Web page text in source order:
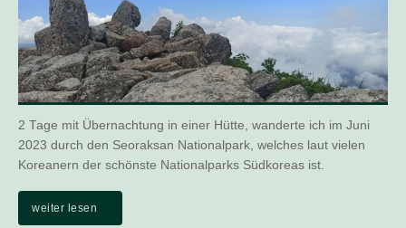
2 Tage mit Übernachtung in einer Hütte, wanderte ich im Juni
2023 durch den Seoraksan Nationalpark, welches laut vielen
Koreanern der schönste Nationalparks Südkoreas ist.
weiter lesen